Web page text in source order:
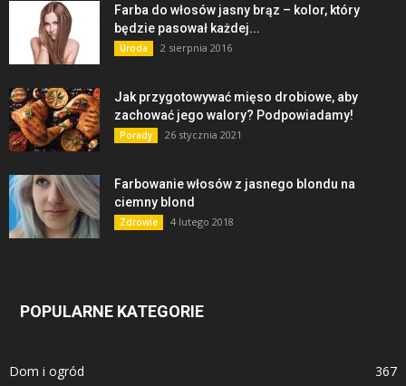
Farba do włosów jasny brąz – kolor, który
będzie pasował każdej...
Uroda 2 sierpnia 2016
Jak przygotowywać mięso drobiowe, aby
zachować jego walory? Podpowiadamy!
Porady 26 stycznia 2021
Farbowanie włosów z jasnego blondu na
ciemny blond
Zdrowie 4 lutego 2018
POPULARNE KATEGORIE
Dom i ogród
367